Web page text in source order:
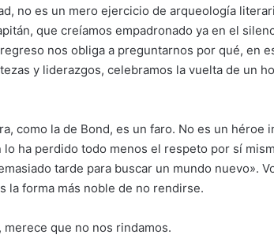
no es un mero ejercicio de arqueología
que creíamos empadronado ya en el
nos obliga a preguntarnos por qué, en
y liderazgos, celebramos la vuelta de un
como la de Bond, es un faro. No es un héroe
ha perdido todo menos el respeto por sí
tarde para buscar un mundo nuevo».
la forma más noble de no rendirse.
que no nos rindamos.